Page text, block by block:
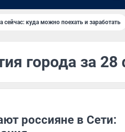
сейчас: куда можно поехать и заработать
города за 28
россияне в Сети: